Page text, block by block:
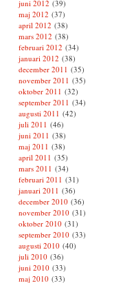
juni 2012 (39)
maj 2012 (37)
april 2012 (38)
mars 2012 (38)
februari 2012 (34)
januari 2012 (38)
december 2011 (35)
november 2011 (35)
oktober 2011 (32)
september 2011 (34)
augusti 2011 (42)
juli 2011 (46)
juni 2011 (38)
maj 2011 (38)
april 2011 (35)
mars 2011 (34)
februari 2011 (31)
januari 2011 (36)
december 2010(36)
november 2010(31)
oktober 2010(31)
september 2010(33)
augusti 2010(40)
juli 2010(36)
juni 2010(33)
maj 2010(33)